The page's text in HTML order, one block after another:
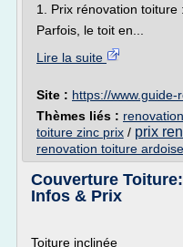
1. Prix rénovation
Parfois, le toit en...
Lire la suite
Site : https://www.guide-
Thèmes liés :
toiture zinc prix / prix
renovation toiture ardoise
Couverture
Infos & Prix
Toiture inclinée